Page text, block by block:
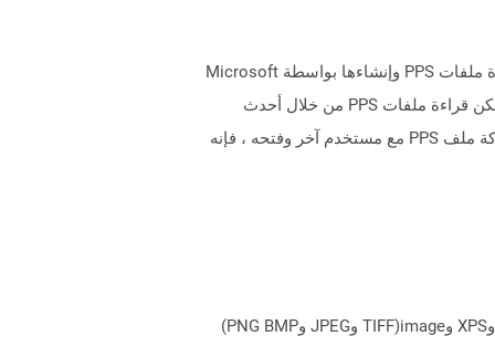
PPS ، عرض شريحة PowerPoint ، يتم إنشاء الملفات باستخدام Microsoft PowerPoint لغرض عرض الشريحة. يتم دعم قراءة ملفات PPS وإنشاءها بواسطة Microsoft
PowerPoint 97-2003. أحدث إصدار من تنسيق هذا الملف هو PPSX الذي يعتمد على معايير Office OpenXML. لا يزال من الممكن قراءة ملفات PPS من خلال أحدث
إصدارات Microsoft PowerPoint ، ولكن لا يمكن حفظ الملفات التي تم إنشاؤها حديثًا إلا بتنسيق ملف PPSX. عندما تتم مشاركة ملف PPS مع مستخدم آخر وفتحه ، فإنه
يمكن لـ Aspose.Total Cloud تحويل تنسيقات الملفات من أي مجموعة منتجات إلى أي عائلة منتجات أخرى إلى PDF وDOCX وXPS وimage(TIFF وJPEG وPNG BMP)